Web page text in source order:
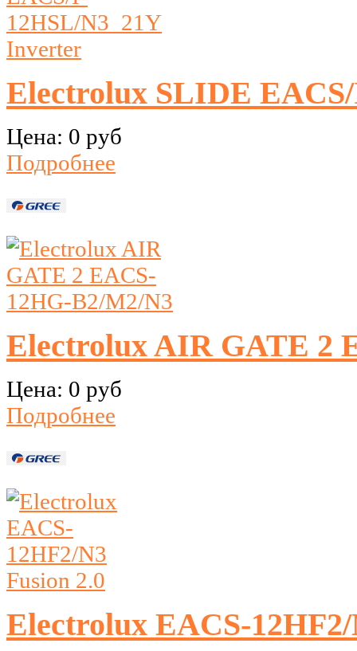
Electrolux SLIDE
Цена: 0 руб
Подробнее
Electrolux AIR GATE 2
Цена: 0 руб
Подробнее
Electrolux EACS-